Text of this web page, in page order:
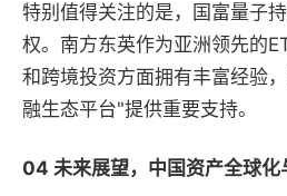
特别值得关注的是，国富量子
权。南方东英作为亚洲领先的
和跨境投资方面拥有丰富经验
融生态平台"提供重要支持。
04 未来展望，中国资产全球化